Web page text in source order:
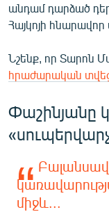
անդամ դարձած
Հայկոյի
Նշենք, որ Տարոն
հրաժարական
Փաշինյանը
միջև...